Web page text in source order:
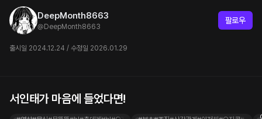
DeepMonth8663
@ DeepMonth8663
팔로우
출시일 2024.12.24 / 수정일 2026.01.29
서인태가 마음에 들었다면!
권태호